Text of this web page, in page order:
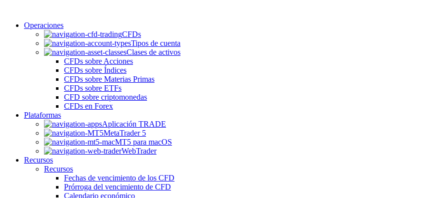
Operaciones
CFDs
Tipos de cuenta
Clases de activos
CFDs sobre Acciones
CFDs sobre Índices
CFDs sobre Materias Primas
CFDs sobre ETFs
CFD sobre criptomonedas
CFDs en Forex
Plataformas
Aplicación TRADE
MetaTrader 5
MT5 para macOS
WebTrader
Recursos
Recursos
Fechas de vencimiento de los CFD
Prórroga del vencimiento de CFD
Calendario económico